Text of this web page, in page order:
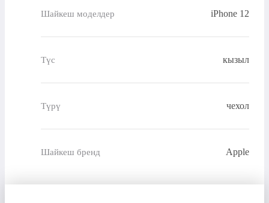
Шайкеш моделдер iPhone 12
Түс кызыл
Түрү чехол
Шайкеш бренд Apple